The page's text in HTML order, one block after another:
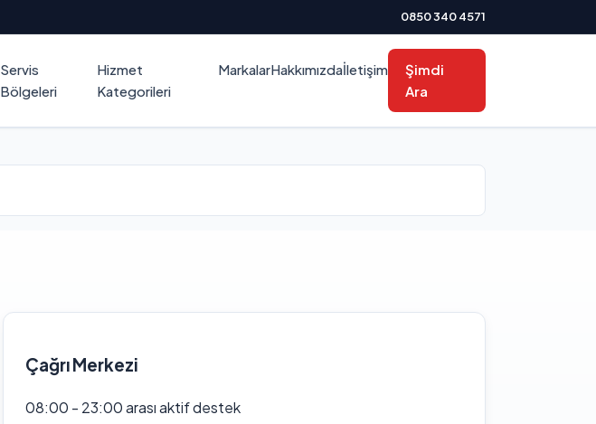
0850 340 4571
Servis
Bölgeleri
Hizmet
Kategorileri
MarkalarHakkımızdaİletişim
Şimdi
Ara
Çağrı Merkezi
08:00 - 23:00 arası aktif destek